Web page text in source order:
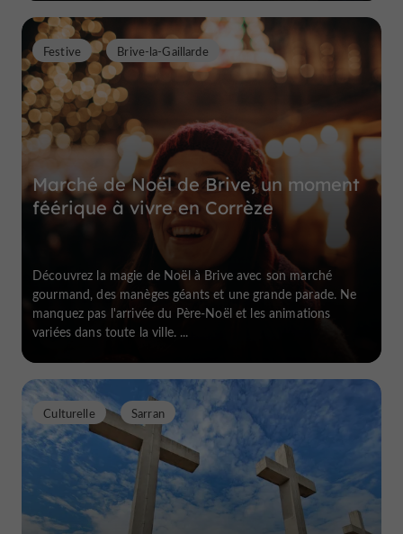
Marché de Noël de Brive, un moment
féérique à vivre en Corrèze
Festive Brive-la-Gaillarde
Découvrez la magie de Noël à Brive avec son marché
gourmand, des manèges géants et une grande parade. Ne
manquez pas l'arrivée du Père-Noël et les animations
variées dans toute la ville. ...
Culturelle Sarran